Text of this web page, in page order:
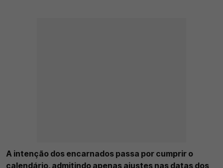
A intenção dos encarnados passa por cumprir o
calendário, admitindo apenas ajustes nas datas dos